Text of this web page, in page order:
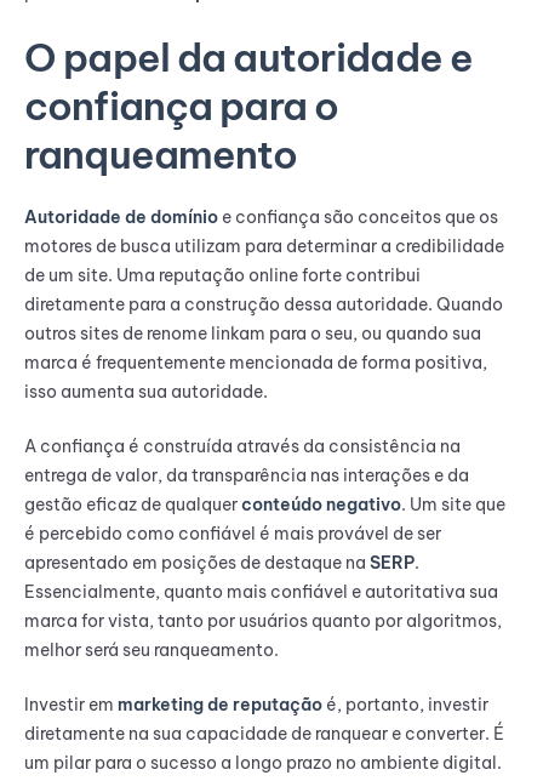
O papel da autoridade e
confiança para o
ranqueamento
Autoridade de domínio e confiança são conceitos que os
motores de busca utilizam para determinar a credibilidade
de um site. Uma reputação online forte contribui
diretamente para a construção dessa autoridade. Quando
outros sites de renome linkam para o seu, ou quando sua
marca é frequentemente mencionada de forma positiva,
isso aumenta sua autoridade.
A confiança é construída através da consistência na
entrega de valor, da transparência nas interações e da
gestão eficaz de qualquerconteúdo negativo. Um site que
é percebido como confiável é mais provável de ser
apresentado em posições de destaque na SERP.
Essencialmente, quanto mais confiável e autoritativa sua
marca for vista, tanto por usuários quanto por algoritmos,
melhor será seu ranqueamento.
Investir em marketing de reputação é, portanto, investir
diretamente na sua capacidade de ranquear e converter. É
um pilar para o sucesso a longo prazo no ambiente digital.